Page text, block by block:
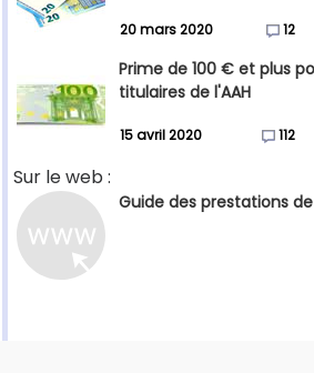
20 mars 2020 12
Prime de 100 € et plus
titulaires de l'AAH
15 avril 2020 112
Sur le web :
Guide des prestations de